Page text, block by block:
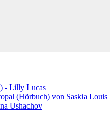
- Lilly Lucas
(Hörbuch) von Saskia Louis
Ushachov